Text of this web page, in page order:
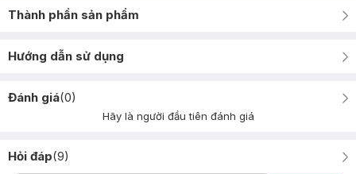
Thành phần sản phẩm
Hướng dẫn sử dụng
Đánh giá(0)
Hãy là người đầu tiên đánh giá
Hỏi đáp(9)